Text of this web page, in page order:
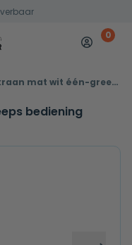
Mijn 0
Fonteinkraan mat wit één-greeps bediening inclusief aansluitslangen
bediening